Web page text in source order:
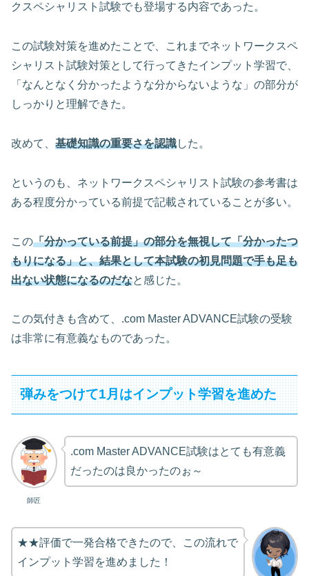
クスペシャリスト試験でも登場する内容であった。
この試験対策を進めたことで、これまでネットワークスペ
シャリスト試験対策として行ってきたインプット学習で、
「なんとなく分かったような分からないような」の部分が
しっかりと理解できた。
改めて、 基礎知識の重要さを認識した。
というのも、ネットワークスペシャリスト試験の参考書は
ある程度分かっている前提で記載されていることが多い。
この「分かっている前提」の部分を無視して「分かったつ
もりになる」と、結果として本試験の初見問題で手も足も
出ない状態になるのだなと感じた。
この気付きも含めて、.com Master ADVANCE試験の受験
は非常に有意義なものであった。
弾みをつけて1月はインプット学習を進めた
師匠
.com Master ADVANCE試験はとても有意義
だったのは良かったのぉ～
★★評価で一発合格できたので、この流れで
インプット学習を進めました！